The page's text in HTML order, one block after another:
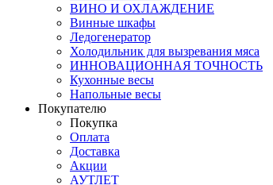
ВИНО И ОХЛАЖДЕНИЕ
Винные шкафы
Ледогенератор
Холодильник для вызревания мяса
ИННОВАЦИОННАЯ ТОЧНОСТЬ
Кухонные весы
Напольные весы
Покупателю
Покупка
Оплата
Доставка
Акции
АУТЛЕТ